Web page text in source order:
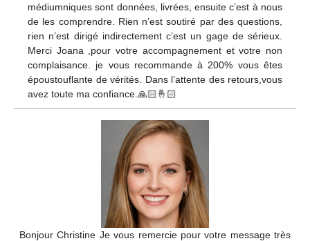
médiumniques sont données, livrées, ensuite c’est à nous
de les comprendre. Rien n’est soutiré par des questions,
rien n’est dirigé indirectement c’est un gage de sérieux.
Merci Joana ,pour votre accompagnement et votre non
complaisance. je vous recommande à 200% vous êtes
époustouflante de vérités. Dans l’attente des retours,vous
avez toute ma confiance.🙏🏻🤞🏻
Bonjour Christine Je vous remercie pour votre message très